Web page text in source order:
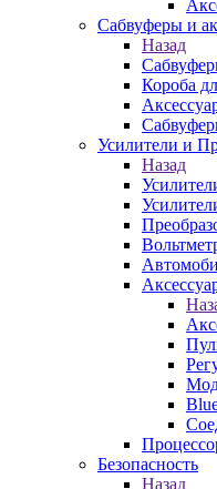
Сабвуферы и
Назад
Короба
Усилители и
Назад
Безопасность
Назад